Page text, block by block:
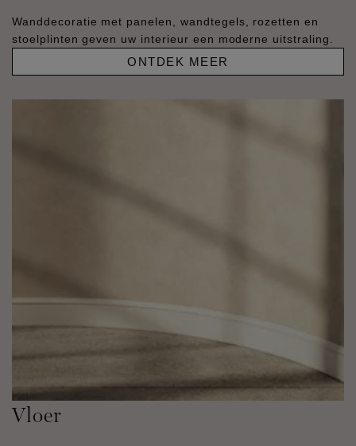
Wanddecoratie met panelen, wandtegels, rozetten en
stoelplinten geven uw interieur een moderne uitstraling.
ONTDEK MEER
Vloer